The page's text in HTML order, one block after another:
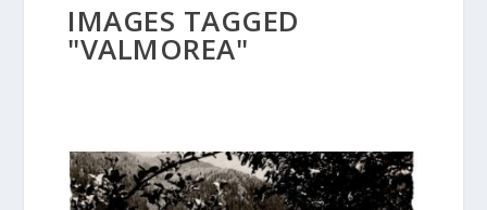
IMAGES TAGGED
"VALMOREA"